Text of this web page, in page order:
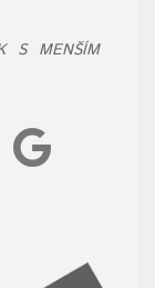
S MENŠÍM